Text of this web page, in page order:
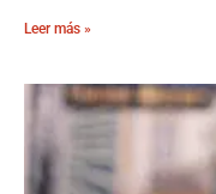
Leer más »